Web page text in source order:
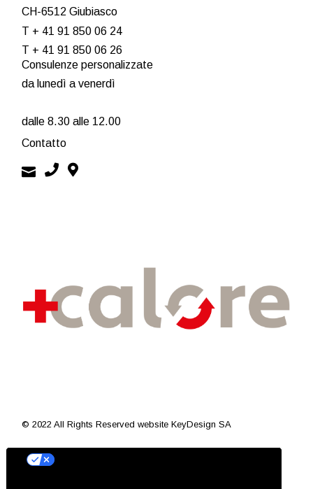
CH-6512 Giubiasco
T + 41 91 850 06 24
T + 41 91 850 06 26
Consulenze personalizzate
da lunedì a venerdì
dalle 8.30 alle 12.00
Contatto
© 2022 All Rights Reservedwebsite KeyDesign SA
Le tue preferenze relative alla privacy